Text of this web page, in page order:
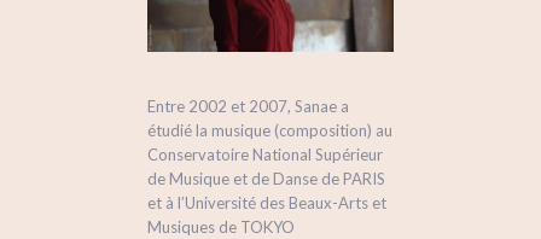
Entre 2002 et 2007, Sanae a
étudié la musique (composition) au
Conservatoire National Supérieur
de Musique et de Danse de PARIS
et à l’Université des Beaux-Arts et
Musiques de TOKYO